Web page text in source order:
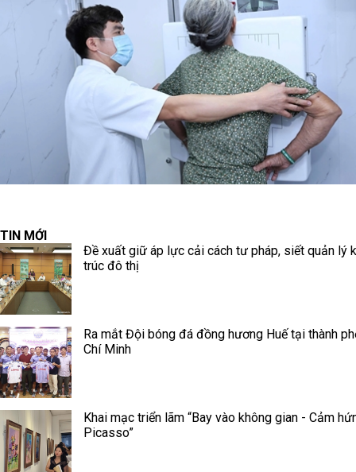
TIN MỚI
Đề xuất giữ áp lực cải cách tư pháp, siết quản lý
trúc đô thị
Ra mắt Đội bóng đá đồng hương Huế tại thành
Chí Minh
Khai mạc triển lãm “Bay vào không gian - Cảm
Picasso”